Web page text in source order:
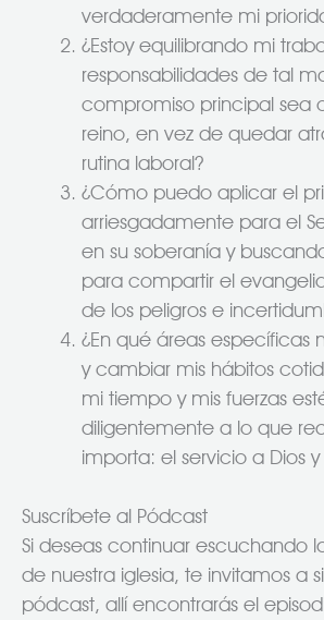
verdaderamente mi
¿Estoy equilibrando mi
responsabilidades de tal
compromiso principal sea
reino, en vez de quedar
rutina laboral?
¿Cómo puedo aplicar el
arriesgadamente para el
en su soberanía y
para compartir el
de los peligros e
¿En qué áreas específicas
y cambiar mis hábitos
mi tiempo y mis fuerzas
diligentemente a lo que
importa: el servicio a Dios
Suscríbete al Pódcast
Si deseas continuar escuchando
de nuestra iglesia, te invitamos a
pódcast, allí encontrarás el